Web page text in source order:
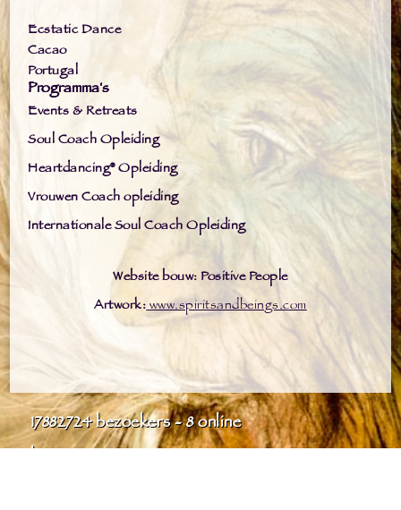
Ecstatic Dance
Cacao
Portugal
Programma's
Events & Retreats
Soul Coach Opleiding
Heartdancing® Opleiding
Vrouwen Coach opleiding
Internationale Soul Coach Opleiding
Website bouw: Positive People
Artwork:www.spiritsandbeings.com
17882724bezoekers - 8 online